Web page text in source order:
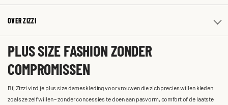
OVER ZIZZI
PLUS SIZE FASHION ZONDER
COMPROMISSEN
Bij Zizzi vind je plus size dameskleding voor vrouwen die zich precies willen kleden
zoals ze zelf willen – zonder concessies te doen aan pasvorm, comfort of de laatste